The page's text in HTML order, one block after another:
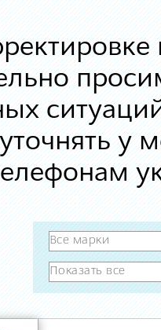
у